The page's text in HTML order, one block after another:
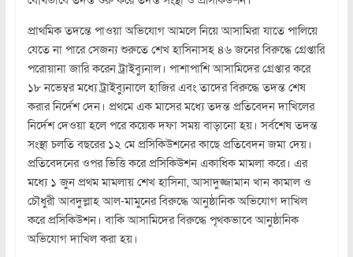
প্রাথমিক তদন্তে পাওয়া অভিযোগ আমলে নিয়ে আসামিরা যাতে পালিয়ে
যেতে না পারে সেজন্য শুরুতে শেখ হাসিনাসহ ৪৬ জনের বিরুদ্ধে গ্রেপ্তারি
পরোয়ানা জারি করেন ট্রাইব্যুনাল। পাশাপাশি আসামিদের গ্রেপ্তার করে
১৮ নভেম্বর মধ্যে ট্রাইব্যুনালে হাজির এবং তাদের বিরুদ্ধে তদন্ত শেষ
করার নির্দেশ দেন। প্রথমে এক মাসের মধ্যে তদন্ত প্রতিবেদন দাখিলের
নির্দেশ দেওয়া হলে পরে কয়েক দফা সময় বাড়ানো হয়। সর্বশেষ তদন্ত
সংস্থা চলতি বছরের ১২ মে প্রসিকিউশনের কাছে প্রতিবেদন জমা দেয়।
প্রতিবেদনের ওপর ভিত্তি করে প্রসিকিউশন একাধিক মামলা করে। এর
মধ্যে ১ জুন প্রথম মামলায় শেখ হাসিনা, আসাদুজ্জামান খান কামাল ও
চৌধুরী আবদুল্লাহ আল-মামুনের বিরুদ্ধে আনুষ্ঠানিক অভিযোগ দাখিল
করে প্রসিকিউশন। বাকি আসামিদের বিরুদ্ধে পৃথকভাবে আনুষ্ঠানিক
অভিযোগ দাখিল করা হয়।